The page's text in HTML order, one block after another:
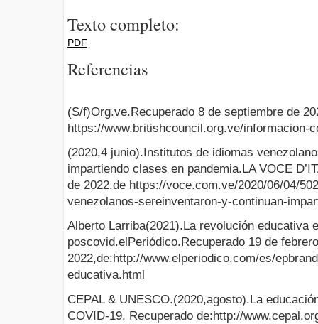
Texto completo:
PDF
Referencias
(S/f)Org.ve.Recuperado 8 de septiembre de
https://www.britishcouncil.org.ve/informacion-
(2020,4 junio).Institutos de idiomas
impartiendo clases en pandemia.LA VOCE
de 2022,de https://voce.com.ve/2020/06/04/
venezolanos-sereinventaron-y-continuan-
Alberto Larriba(2021).La revolución educativa
poscovid.elPeriódico.Recuperado 19 de
2022,de:http://www.elperiodico.com/es/
educativa.html
CEPAL & UNESCO.(2020,agosto).La
COVID-19. Recuperado de:http://